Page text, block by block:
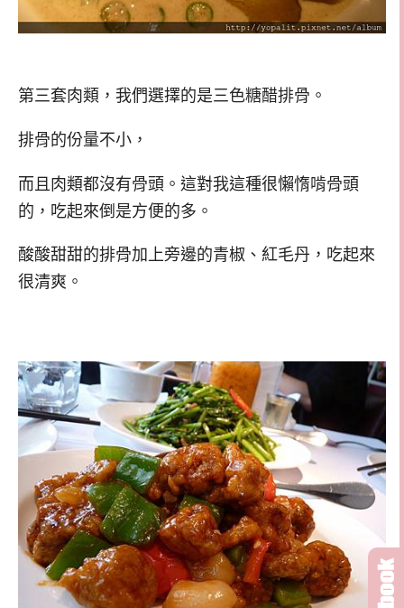
第三套肉類，我們選擇的是三色糖醋排骨。
排骨的份量不小，
而且肉類都沒有骨頭。這對我這種很懶惰啃骨頭
的，吃起來倒是方便的多。
酸酸甜甜的排骨加上旁邊的青椒、紅毛丹，吃起來
很清爽。